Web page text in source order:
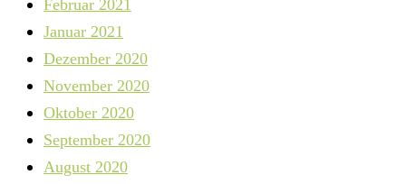
Februar 2021
Januar 2021
Dezember 2020
November 2020
Oktober 2020
September 2020
August 2020